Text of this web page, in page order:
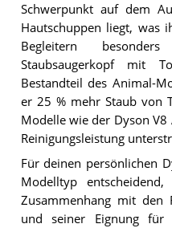
Schwerpunkt auf dem
Hautschuppen liegt, was
Begleitern
Staubsaugerkopf mit
Bestandteil des Animal-
er 25 % mehr Staub von
Modelle wie der Dyson
Reinigungsleistung
Für deinen persönlichen
Modelltyp
Zusammenhang mit den
und seiner Eignung für